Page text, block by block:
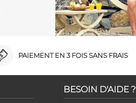
PAIEMENT EN 3 FOIS SANS FRAIS
BESOIN D'AIDE ?